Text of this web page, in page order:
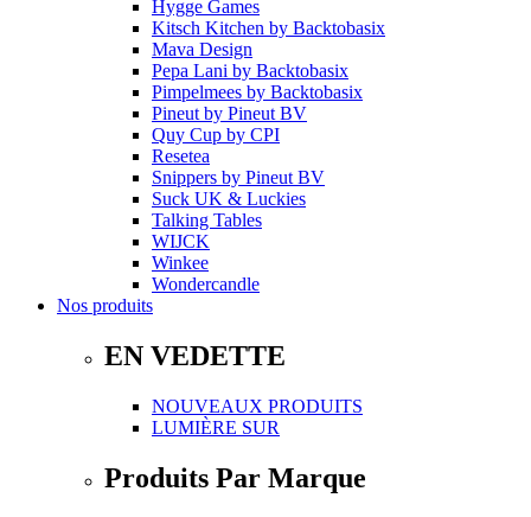
Hygge Games
Kitsch Kitchen by Backtobasix
Mava Design
Pepa Lani by Backtobasix
Pimpelmees by Backtobasix
Pineutby Pineut BV
Quy Cup by CPI
Resetea
Snippers by Pineut BV
Suck UK & Luckies
Talking Tables
WIJCK
Winkee
Wondercandle
Nos produits
EN VEDETTE
NOUVEAUX PRODUITS
LUMIÈRE SUR
Produits Par Marque